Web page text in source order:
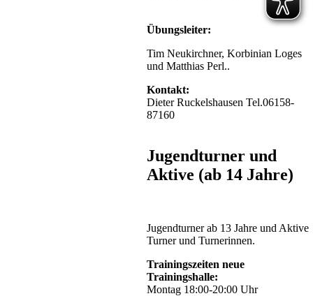
Übungsleiter:
Tim Neukirchner, Korbinian Loges
und Matthias Perl..
Kontakt:
Dieter Ruckelshausen Tel.06158-
87160
Jugendturner und
Aktive (ab 14 Jahre)
Jugendturner ab 13 Jahre und Aktive
Turner und Turnerinnen.
Trainingszeiten neue
Trainingshalle:
Montag 18:00-20:00 Uhr